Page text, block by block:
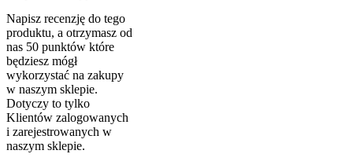
Napisz recenzję do tego
produktu, a otrzymasz od
nas 50 punktów które
będziesz mógł
wykorzystać na zakupy
w naszym sklepie.
Dotyczy to tylko
Klientów zalogowanych
i zarejestrowanych w
naszym sklepie.